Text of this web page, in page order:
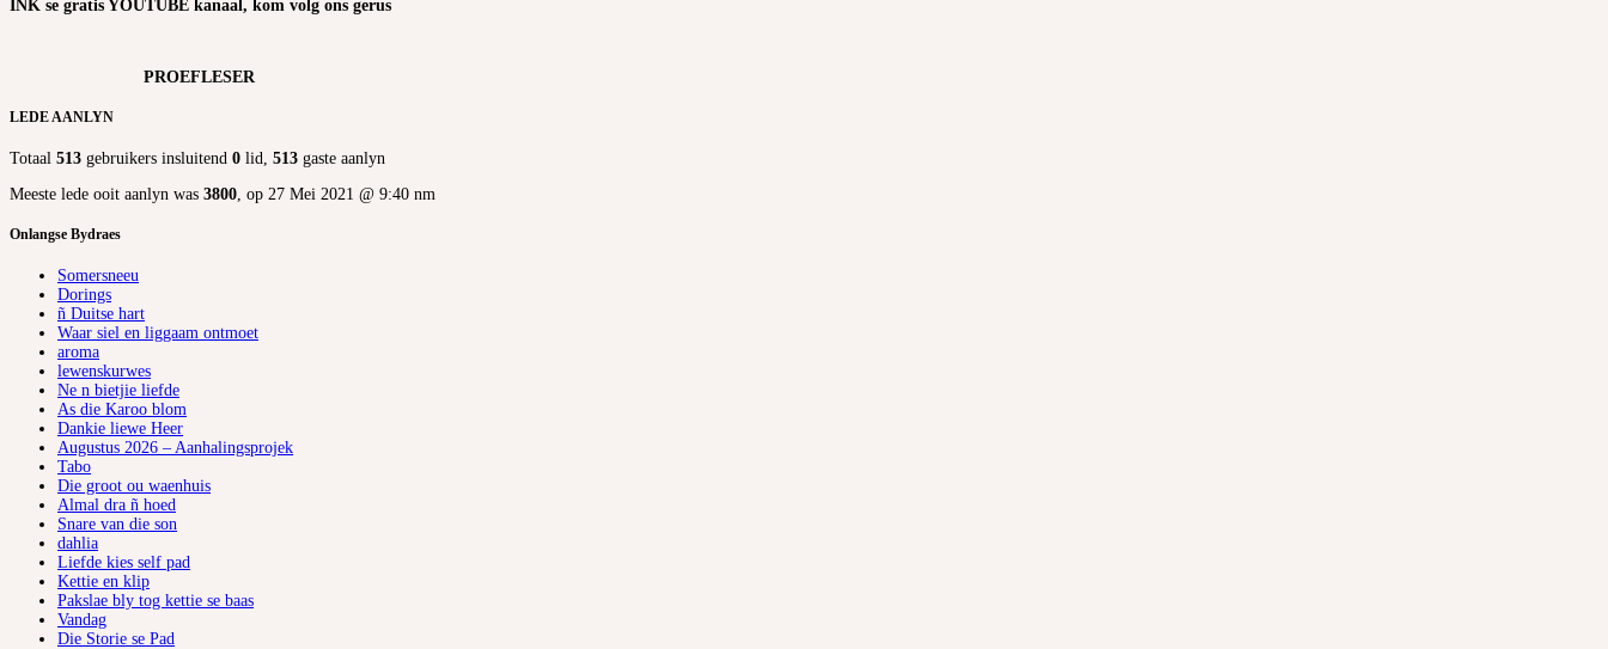
INK se gratis YOUTUBE kanaal, kom volg ons gerus
PROEFLESER
LEDE AANLYN
Totaal 513 gebruikers insluitend 0 lid, 513 gaste aanlyn
Meeste lede ooit aanlyn was 3800 , op 27 Mei 2021 @ 9:40 nm
Onlangse Bydraes
Somersneeu
Dorings
ñ Duitse hart
Waar siel en liggaam ontmoet
aroma
lewenskurwes
Ne n bietjie liefde
As die Karoo blom
Dankie liewe Heer
Augustus 2026 – Aanhalingsprojek
Tabo
Die groot ou waenhuis
Almal dra ñ hoed
Snare van die son
dahlia
Liefde kies self pad
Kettie en klip
Pakslae bly tog kettie se baas
Vandag
Die Storie se Pad